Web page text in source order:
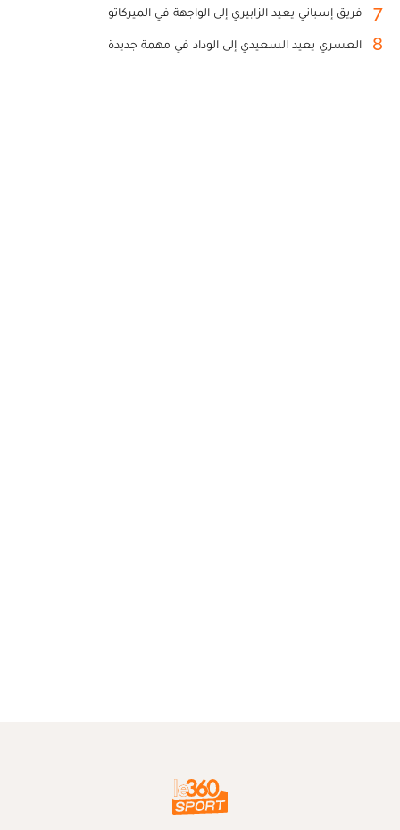
7 فريق إسباني يعيد الزابيري إلى الواجهة في الميركاتو
8 العسري يعيد السعيدي إلى الوداد في مهمة جديدة